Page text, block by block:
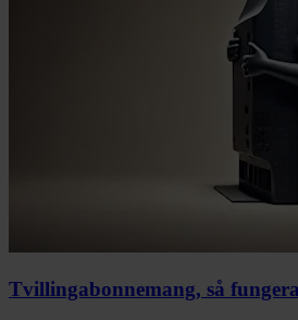
Tvillingabonnemang, så